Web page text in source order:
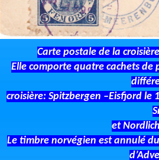
Carte postale de la
Elle comporte quatre cachets
croisière: Spitzbergen –Eisfjord
et
Le timbre norvégien est annulé